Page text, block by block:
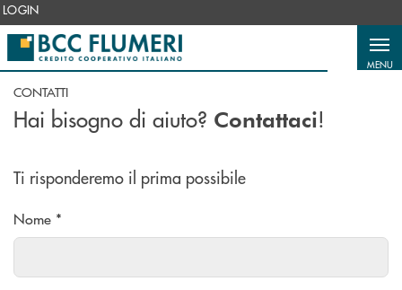
Salta al contenuto principale
LOGIN
MENU
CONTATTI
Hai bisogno di aiuto? Contattaci!
Ti risponderemo il prima possibile
Nome *